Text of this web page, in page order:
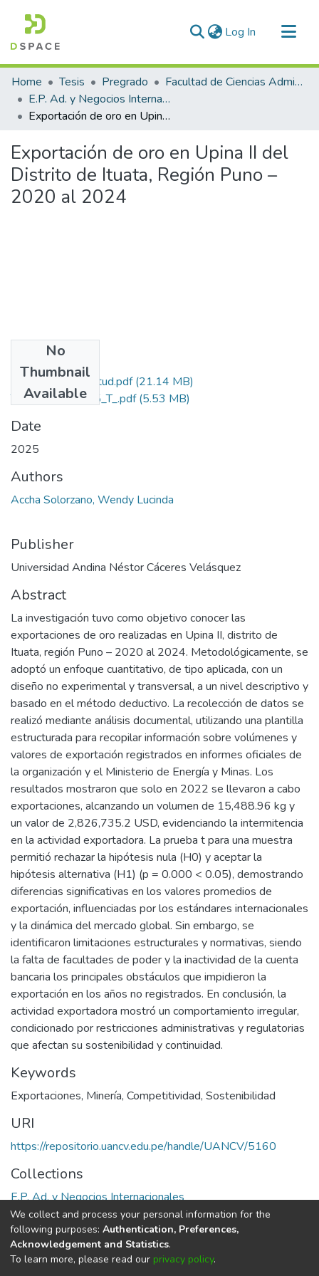
Log In (current)
Communities & Collections
All of DSpace
Statistics
Home Tesis Pregrado
Facultad de Ciencias Administrativas
E.P. Ad. y Negocios Internacionales
Exportación de oro en Upina II del Distrito de Ituata, Región Puno – 2020 al 2024
Exportación de oro en Upina II del
Distrito de Ituata, Región Puno –
2020 al 2024
No
Thumbnail
Available
Grado de Similitud.pdf(21.14 MB)
T036_77384785_T_.pdf(5.53 MB)
Date
2025
Authors
Accha Solorzano, Wendy Lucinda
Publisher
Universidad Andina Néstor Cáceres Velásquez
Abstract
La investigación tuvo como objetivo conocer las
exportaciones de oro realizadas en Upina II, distrito de
Ituata, región Puno – 2020 al 2024. Metodológicamente, se
adoptó un enfoque cuantitativo, de tipo aplicada, con un
diseño no experimental y transversal, a un nivel descriptivo y
basado en el método deductivo. La recolección de datos se
realizó mediante análisis documental, utilizando una plantilla
estructurada para recopilar información sobre volúmenes y
valores de exportación registrados en informes oficiales de
la organización y el Ministerio de Energía y Minas. Los
resultados mostraron que solo en 2022 se llevaron a cabo
exportaciones, alcanzando un volumen de 15,488.96 kg y
un valor de 2,826,735.2 USD, evidenciando la intermitencia
en la actividad exportadora. La prueba t para una muestra
permitió rechazar la hipótesis nula (H0) y aceptar la
hipótesis alternativa (H1) (p = 0.000 < 0.05), demostrando
diferencias significativas en los valores promedios de
exportación, influenciadas por los estándares internacionales
y la dinámica del mercado global. Sin embargo, se
identificaron limitaciones estructurales y normativas, siendo
la falta de facultades de poder y la inactividad de la cuenta
bancaria los principales obstáculos que impidieron la
exportación en los años no registrados. En conclusión, la
actividad exportadora mostró un comportamiento irregular,
condicionado por restricciones administrativas y regulatorias
que afectan su sostenibilidad y continuidad.
Keywords
Exportaciones, Minería, Competitividad, Sostenibilidad
URI
https://repositorio.uancv.edu.pe/handle/UANCV/5160
Collections
E.P. Ad. y Negocios Internacionales
Full item page
DSpace softwarecopyright © 2002-2026
We collect and process your personal information for the
following purposes: Authentication, Preferences,
Acknowledgement and Statistics.
To learn more, please read our privacy policy.